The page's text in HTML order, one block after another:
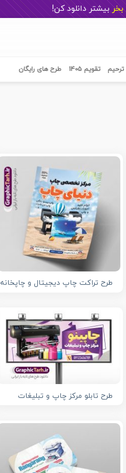
بیشتر دانلود کن!
تقویم 1405 طرح های رایگان
طرح تراکت چاپ دیجیتال و چاپخانه
طرح تابلو مرکز چاپ و تبلیغات